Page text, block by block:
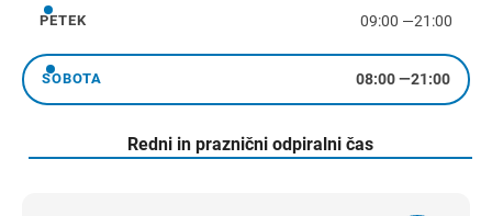
petek
PETEK 09:00 —21:00
sobota
SOBOTA 08:00—21:00
Redni in praznični odpiralni čas